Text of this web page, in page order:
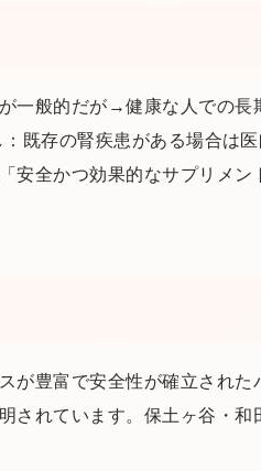
一般的だが→健康な人での長
既存の腎疾患がある場合は
安全かつ効果的なサプリメン
が豊富で安全性が確立された
されています。保土ヶ谷・和